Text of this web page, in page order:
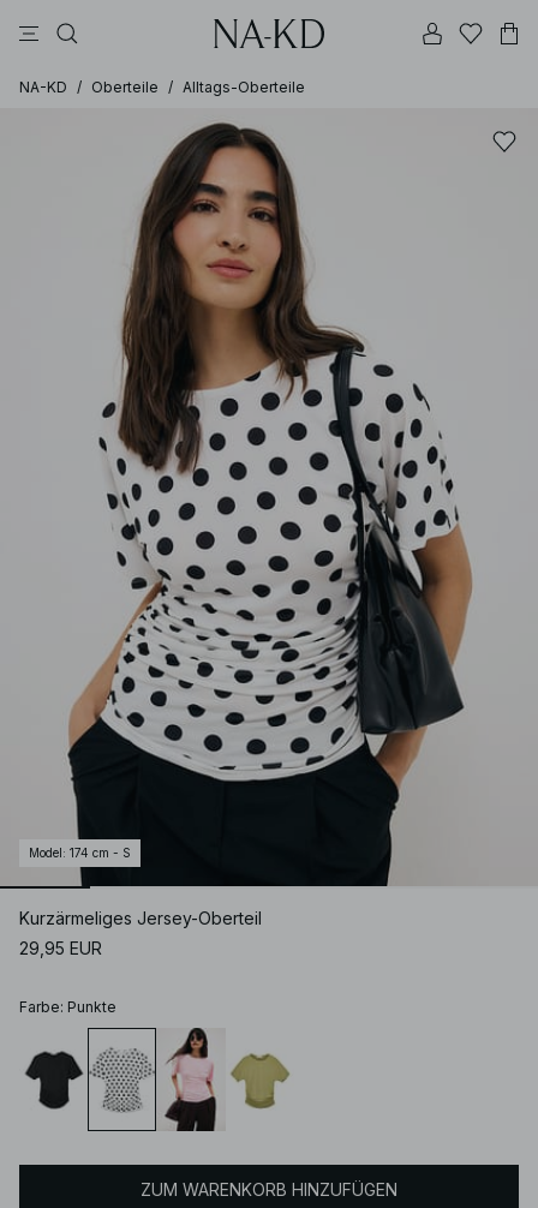
NA-KD / Oberteile / Alltags-Oberteile
Model : 174 cm - S
Kurzärmeliges Jersey-Oberteil
29,95 EUR
Farbe: Punkte
ZUM WARENKORB HINZUFÜGEN